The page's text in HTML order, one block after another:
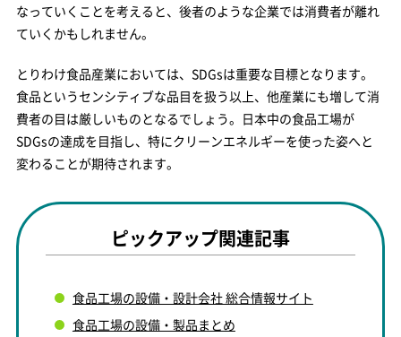
なっていくことを考えると、後者のような企業では消費者が離れ
ていくかもしれません。
とりわけ食品産業においては、SDGsは重要な目標となります。
食品というセンシティブな品目を扱う以上、他産業にも増して消
費者の目は厳しいものとなるでしょう。日本中の食品工場が
SDGsの達成を目指し、特にクリーンエネルギーを使った姿へと
変わることが期待されます。
ピックアップ関連記事
食品工場の設備・設計会社 総合情報サイト
食品工場の設備・製品まとめ